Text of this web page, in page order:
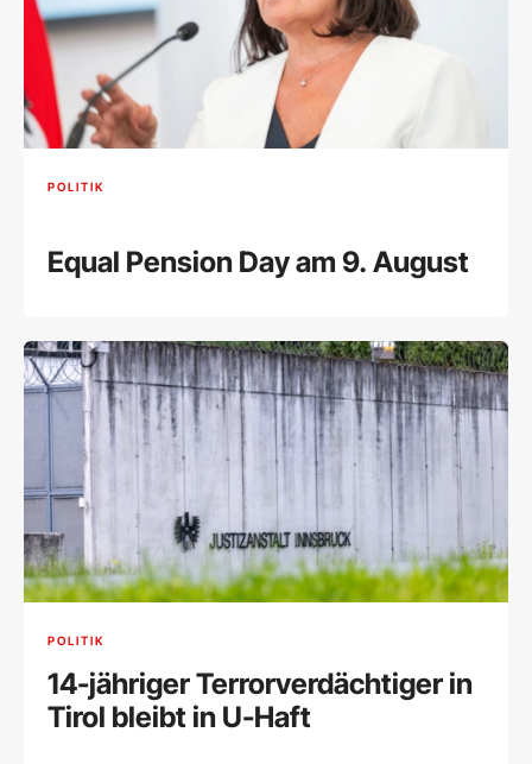
POLITIK
Equal Pension Day am 9. August
POLITIK
14-jähriger Terrorverdächtiger in
Tirol bleibt in U-Haft